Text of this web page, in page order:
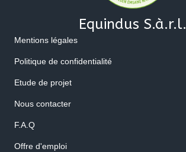
Equindus S.à.r.l.
Mentions légales
Politique de confidentialité
Etude de projet
Nous contacter
F.A.Q
Offre d'emploi